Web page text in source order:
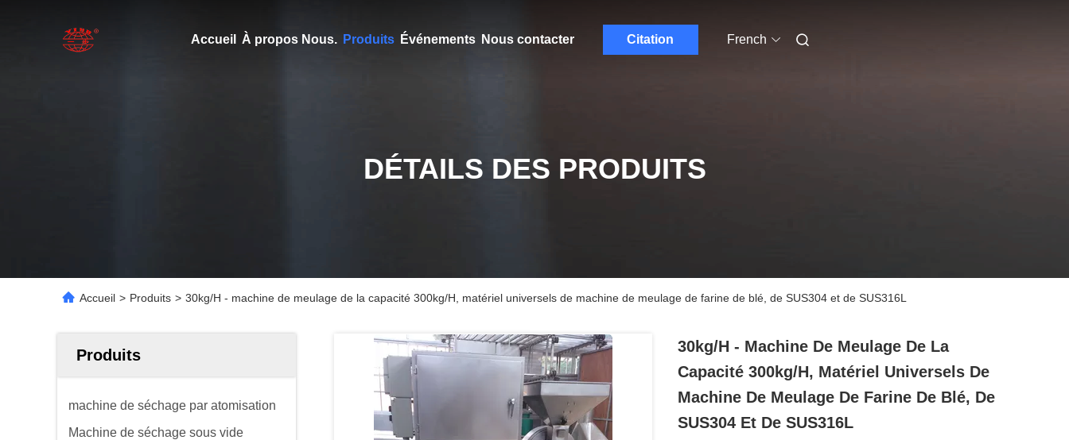
Accueil À propos Nous. Produits Événements Nous contacter Citation French
DÉTAILS DES PRODUITS
Accueil > Produits > 30kg/H - machine de meulage de la capacité 300kg/H, matériel universels de machine de meulage de farine de blé, de SUS304 et de SUS316L
Produits
machine de séchage par atomisation
Machine de séchage sous vide
30kg/H - Machine De Meulage De La
Capacité 300kg/H, Matériel Universels De
Machine De Meulage De Farine De Blé, De
SUS304 Et De SUS316L